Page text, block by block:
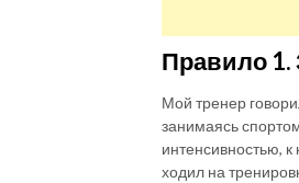
Правило 1.
Мой тренер
занимаясь
интенсивностью, к
ходил на